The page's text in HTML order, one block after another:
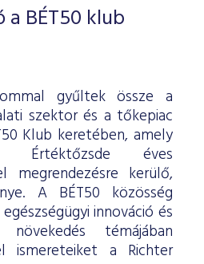
BÉT50 klub
gyűltek össze a
szektor és a tőkepiac
Klub keretében, amely
Értéktőzsde éves
megrendezésre kerülő,
A BÉT50 közösség
innováció és
témájában
ismereteiket a Richter